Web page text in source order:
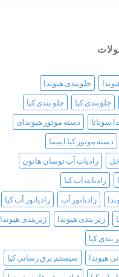
جلوبندی هیوندا
جلوبندی کیا
جلو بندی کیا
سوناتا
دسته موتور هیوندای
دسته موتور کیا اپتیما
رادیات آب توسان هانون
رادیات آب کیا
رادیاتور آب
رادیاتور آب کیا
زیر بندی هیوندا
زیربندی هیوندا
بندی کیا
هیوندا
سیستم برق رسانی کیا